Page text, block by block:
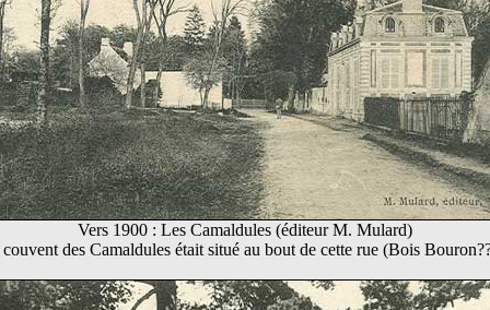
Vers 1900 : Les Camaldules (éditeur M. Mulard)
des Camaldules était situé au bout de cette rue (Bois